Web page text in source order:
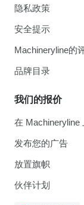
隐私政策
安全提示
Machineryline的
品牌目录
我们的报价
在 Machineryline
发布您的广告
放置旗帜
伙伴计划